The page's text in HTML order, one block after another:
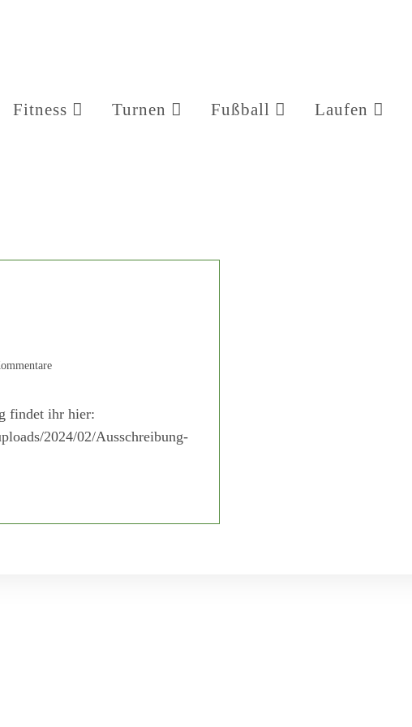
Fitness Turnen Fußball Laufen
findet ihr hier:
2024/02/Ausschreibung-